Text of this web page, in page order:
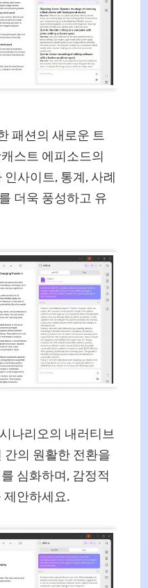
패션의 새로운 트
스트 에피소드의
사이트, 통계, 사례
더욱 풍성하고 유
나리오의 내러티브
의 원활한 전환을
심화하며, 감정적
제안하세요.